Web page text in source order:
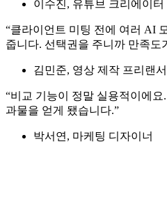
이수진, 유튜브 크리에이터
“클라이언트 미팅 전에 여러 AI
줍니다. 선택권을 주니까 만족도
김민준, 영상 제작 프리랜서
“비교 기능이 정말 실용적이에
과물을 얻게 됐습니다.”
박서연, 마케팅 디자이너